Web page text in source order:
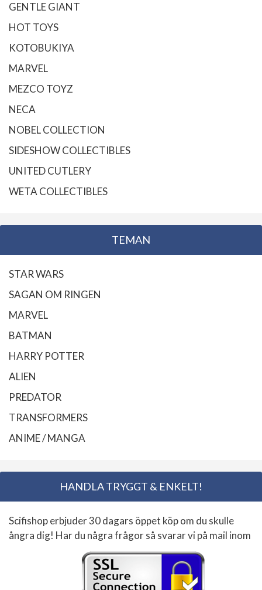
GENTLE GIANT
HOT TOYS
KOTOBUKIYA
MARVEL
MEZCO TOYZ
NECA
NOBEL COLLECTION
SIDESHOW COLLECTIBLES
UNITED CUTLERY
WETA COLLECTIBLES
TEMAN
STAR WARS
SAGAN OM RINGEN
MARVEL
BATMAN
HARRY POTTER
ALIEN
PREDATOR
TRANSFORMERS
ANIME / MANGA
HANDLA TRYGGT & ENKELT!
Scifishop erbjuder 30 dagars öppet köp om du skulle
ångra dig! Har du några frågor så svarar vi på mail inom